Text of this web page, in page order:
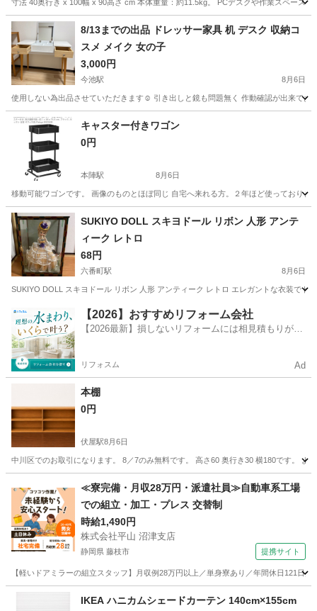
寸法 40奥行き x 100幅 x 90高さ cm 本体重量：約11.5kg。 PCデスクや作業スペース
愛知 名古屋市 新栄町駅 テーブル
8/13までの出品 ドレッサー家具 机 デスク 収納コ
スメ メイク 女の子
3,000円
今池駅 8月6日
使用しない為出品させていただきます☺️ 引き出しと鏡も問題無く 作動確認が出来て
愛知 名古屋市 今池駅 ドレッサー
キャスター付きワゴン
0円
本陣駅 8月6日
移動可能ワゴンです。 画像のものとほぼ同じ 自宅へ来れる方。２年ほど使っており
愛知 名古屋市 収納家具 ワゴン
SUKIYO DOLL スキヨドール リボン 人形 アンテ
ィーク レトロ
68円
六番町駅 8月6日
SUKIYO DOLL スキヨドール リボン 人形 アンティーク レトロ エレガントな衣装で
愛知 名古屋市 六番町駅 インテリア雑貨/小物 スキヨドール
【2026】おすすめリフォーム会社
【2026最新】損しないリフォームには相見積もりが不
リフォスム Ad
本棚
0円
伏屋駅8月6日
中川区でのお取引になります。 8／7のみ無料です。 高さ60 奥行き30 横180です。 よ
伏屋駅 収納家具 無料
≪寮完備・月収28万円・派遣社員≫自動車系工場
での組立・加工・プレス 交替制
時給1,490円
株式会社平山 沼津支店
静岡県 藤枝市 提携サイト
【軽いドアミラーの組立スタッフ】月収例28万円以上／単身寮あり／年間休日121
藤枝市
IKEA ハニカムシェードカーテン 140cm×155cm